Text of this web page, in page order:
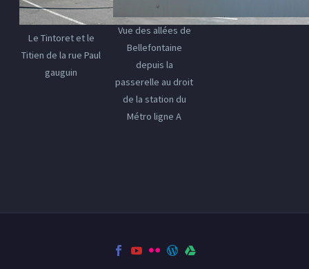
Le Tintoret et le
Titien de la rue Paul
gauguin
Vue des allées de
Bellefontaine
depuis la
passerelle au droit
de la station du
Métro ligne A